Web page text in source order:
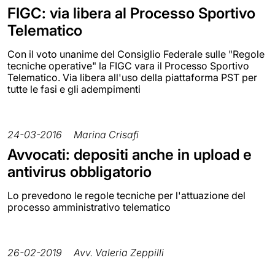
FIGC: via libera al Processo Sportivo
Telematico
Con il voto unanime del Consiglio Federale sulle "Regole
tecniche operative" la FIGC vara il Processo Sportivo
Telematico. Via libera all'uso della piattaforma PST per
tutte le fasi e gli adempimenti
24-03-2016 Marina Crisafi
Avvocati: depositi anche in upload e
antivirus obbligatorio
Lo prevedono le regole tecniche per l'attuazione del
processo amministrativo telematico
26-02-2019 Avv. Valeria Zeppilli